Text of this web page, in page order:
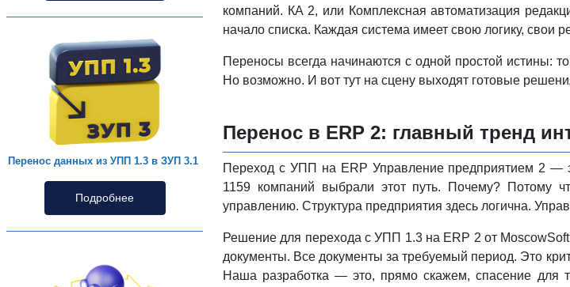
Перенос данных из УПП 1.3 в ЗУП 3.1
Подробнее
компаний. КА 2, или Комплексная автоматизация
начало списка. Каждая система имеет свою логику,
Переносы всегда начинаются с одной простой истины:
Но возможно. И вот тут на сцену выходят готовые
Перенос в ERP 2: главный тренд
Переход с УПП на ERP Управление предприятием 2 —
1159 компаний выбрали этот путь. Почему? Потому
управлению. Структура предприятия здесь логична.
Решение для перехода с УПП 1.3 на ERP 2 от MoscowSoft
документы. Все документы за требуемый период. Это
Наша разработка — это, прямо скажем, спасение для